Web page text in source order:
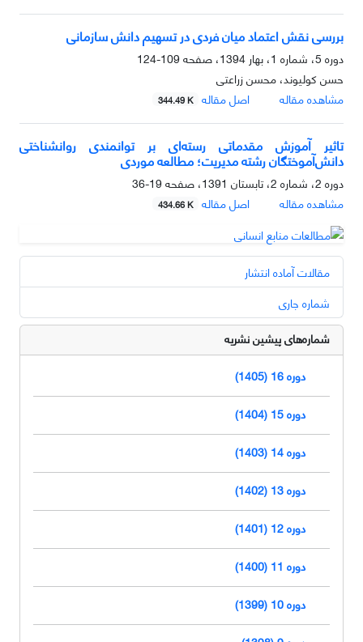
بررسی نقش اعتماد میان فردی در تسهیم دانش سازمانی
دوره 5، شماره 1، بهار 1394، صفحه
109-124
حسن کولیوند، محسن زراعتی
مشاهده مقاله
اصل مقاله 344.49 K
تاثیر آموزش مقدماتی رسته‌ای بر توانمندی روانشناختی
دانش‌آموختگان رشته مدیریت؛ مطالعه موردی
دوره 2، شماره 2، تابستان 1391، صفحه
19-36
مشاهده مقاله
اصل مقاله 434.66 K
مقالات آماده انتشار
شماره جاری
شماره‌های پیشین نشریه
دوره 16 (1405)
دوره 15 (1404)
دوره 14 (1403)
دوره 13 (1402)
دوره 12 (1401)
دوره 11 (1400)
دوره 10 (1399)